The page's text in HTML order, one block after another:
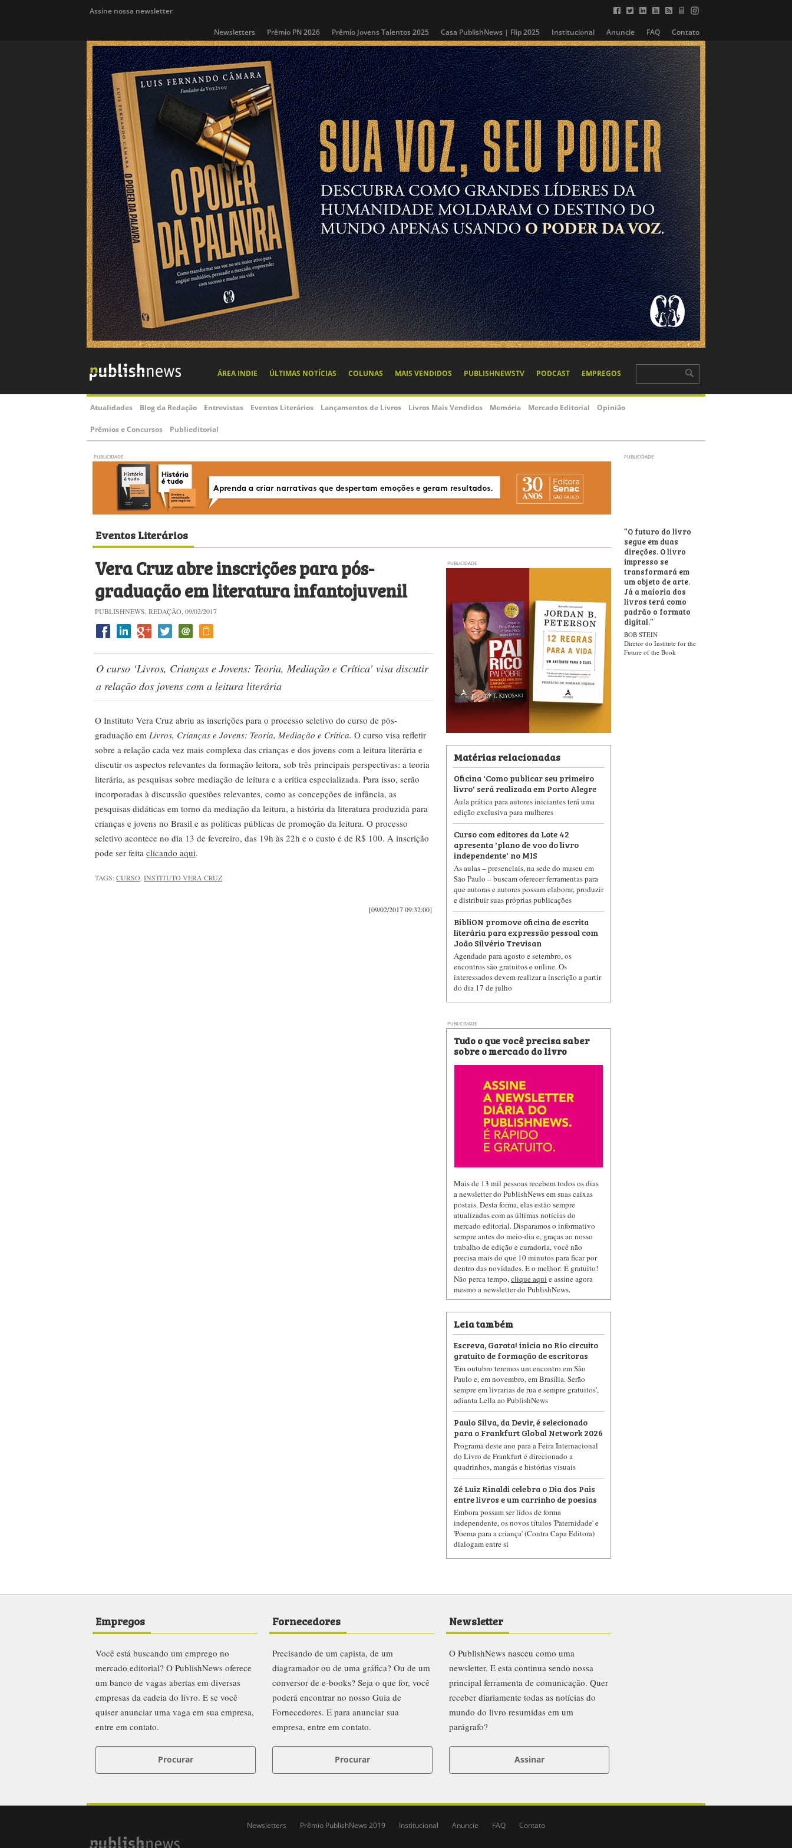
Assine nossa newsletter
Newsletters Prêmio PN 2026 Prêmio Jovens Talentos 2025 Casa PublishNews | Flip 2025 Institucional Anuncie FAQ Contato
ÁREA INDIE ÚLTIMAS NOTÍCIAS COLUNAS MAIS VENDIDOS PUBLISHNEWSTV PODCAST EMPREGOS
Atualidades Blog da Redação Entrevistas Eventos Literários Lançamentos de Livros Livros Mais Vendidos Memória Mercado Editorial Opinião
Prêmios e Concursos Publieditorial
PUBLICIDADE PUBLICIDADE
Eventos Literários
Vera Cruz abre inscrições para pós-
graduação em literatura infantojuvenil
PUBLISHNEWS, REDAÇÃO, 09/02/2017
O curso ‘Livros, Crianças e Jovens: Teoria, Mediação e Crítica’ visa discutir
a relação dos jovens com a leitura literária
O Instituto Vera Cruz abriu as inscrições para o processo seletivo do curso de pós-
graduação em Livros, Crianças e Jovens: Teoria, Mediação e Crítica. O curso visa refletir
sobre a relação cada vez mais complexa das crianças e dos jovens com a leitura literária e
discutir os aspectos relevantes da formação leitora, sob três principais perspectivas: a teoria
literária, as pesquisas sobre mediação de leitura e a crítica especializada. Para isso, serão
incorporadas à discussão questões relevantes, como as concepções de infância, as
pesquisas didáticas em torno da mediação da leitura, a história da literatura produzida para
crianças e jovens no Brasil e as políticas públicas de promoção da leitura. O processo
seletivo acontece no dia 13 de fevereiro, das 19h às 22h e o custo é de R$ 100. A inscrição
pode ser feita clicando aqui.
TAGS:CURSO INSTITUTO VERA CRUZ
[09/02/2017 09:32:00]
PUBLICIDADE
Matérias relacionadas
Oficina 'Como publicar seu primeiro
livro' será realizada em Porto Alegre
Aula prática para autores iniciantes terá uma
edição exclusiva para mulheres
Curso com editores da Lote 42
apresenta 'plano de voo do livro
independente' no MIS
As aulas – presenciais, na sede do museu em
São Paulo –​ buscam oferecer ferramentas para
que autoras e autores possam elaborar, produzir
e distribuir suas próprias publicações
BibliON promove oficina de escrita
literária para expressão pessoal com
João Silvério Trevisan
Agendado para agosto e setembro, os
encontros são gratuitos e online. Os
interessados devem realizar a inscrição a partir
do dia 17 de julho
PUBLICIDADE
Tudo o que você precisa saber
sobre o mercado do livro
Mais de 13 mil pessoas recebem todos os dias
a newsletter do PublishNews em suas caixas
postais. Desta forma, elas estão sempre
atualizadas com as últimas notícias do
mercado editorial. Disparamos o informativo
sempre antes do meio-dia e, graças ao nosso
trabalho de edição e curadoria, você não
precisa mais do que 10 minutos para ficar por
dentro das novidades. E o melhor: É gratuito!
Não perca tempo,clique aqui e assine agora
mesmo a newsletter do PublishNews.
Leia também
Escreva, Garota! inicia no Rio circuito
gratuito de formação de escritoras
'Em outubro teremos um encontro em São
Paulo e, em novembro, em Brasília. Serão
sempre em livrarias de rua e sempre gratuitos',
adianta Lella ao PublishNews
Paulo Silva, da Devir, é selecionado
para o Frankfurt Global Network 2026
Programa deste ano para a Feira Internacional
do Livro de Frankfurt é direcionado a
quadrinhos, mangás e histórias visuais
Zé Luiz Rinaldi celebra o Dia dos Pais
entre livros e um carrinho de poesias
Embora possam ser lidos de forma
independente, os novos títulos 'Paternidade' e
'Poema para a criança' (Contra Capa Editora​)
dialogam entre si
“O futuro do livro
segue em duas
direções. O livro
impresso se
transformará em
um objeto de arte.
Já a maioria dos
livros terá como
padrão o formato
digital.”
BOB STEIN
Diretor do Institute for the
Future of the Book
Empregos
Você está buscando um emprego no
mercado editorial? O PublishNews oferece
um banco de vagas abertas em diversas
empresas da cadeia do livro. E se você
quiser anunciar uma vaga em sua empresa,
entre em contato.
Procurar
Fornecedores
Precisando de um capista, de um
diagramador ou de uma gráfica? Ou de um
conversor de e-books? Seja o que for, você
poderá encontrar no nosso Guia de
Fornecedores. E para anunciar sua
empresa, entre em contato.
Procurar
Newsletter
O PublishNews nasceu como uma
newsletter. E esta continua sendo nossa
principal ferramenta de comunicação. Quer
receber diariamente todas as notícias do
mundo do livro resumidas em um
parágrafo?
Assinar
Newsletters Prêmio PublishNews 2019 Institucional Anuncie FAQ Contato